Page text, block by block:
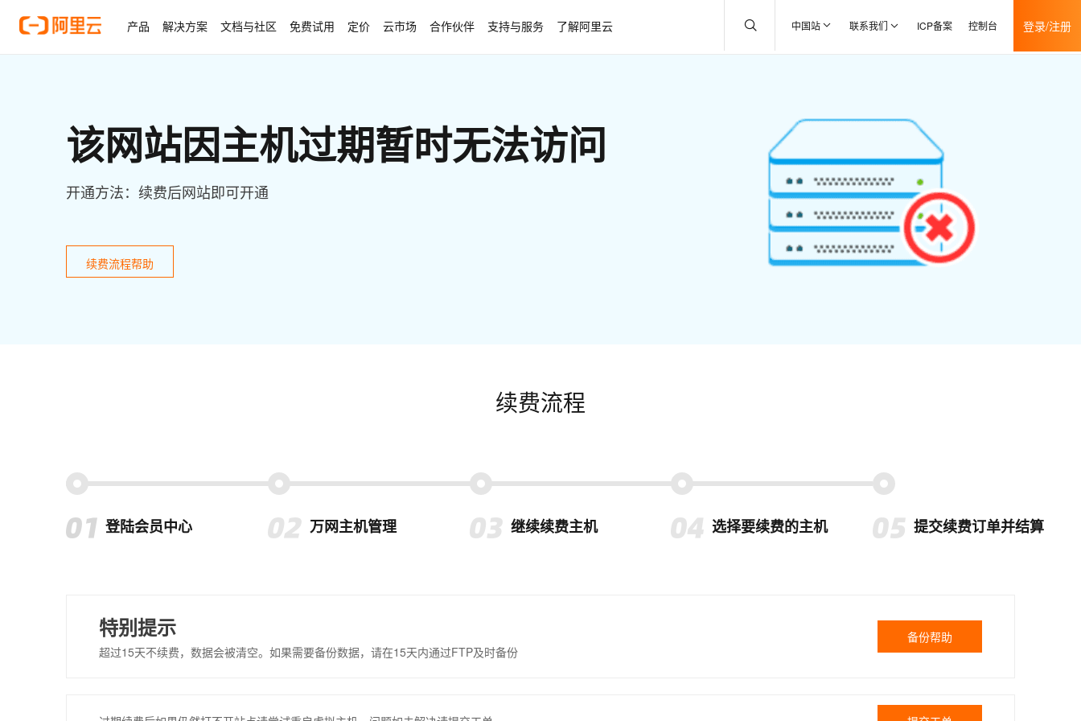
产品 解决方案 文档与社区 免费试用 定价 云市场 合作伙伴 支持与服务 了解阿里云 中国站 联系我们 ICP备案 控制台 登录/注册
该网站因主机过期暂时无法访问
开通方法：续费后网站即可开通
续费流程帮助
续费流程
登陆会员中心 万网主机管理 继续续费主机 选择要续费的主机 提交续费订单并结算
特别提示
超过15天不续费，数据会被清空。如果需要备份数据，请在15天内通过FTP及时备份
备份帮助